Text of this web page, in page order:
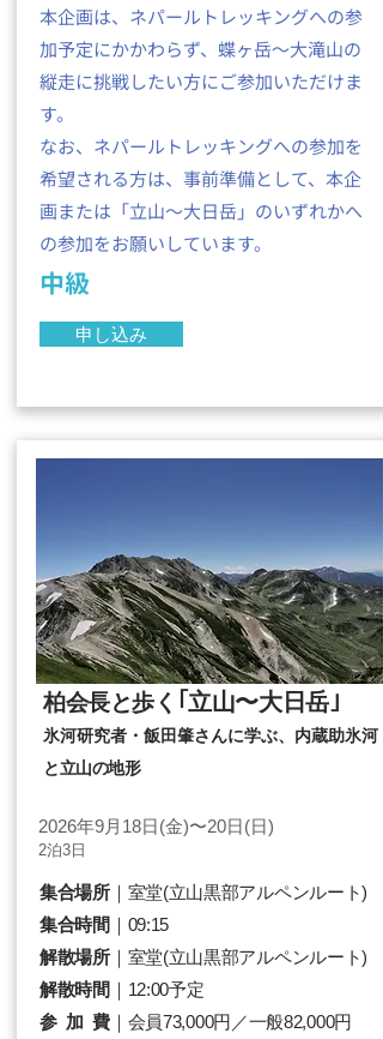
本企画は、ネパールトレッキングへの参
加予定にかかわらず、蝶ヶ岳〜大滝山の
縦走に挑戦したい方にご参加いただけま
す。
なお、ネパールトレッキングへの参加を
希望される方は、事前準備として、本企
画または「立山〜大日岳」のいずれかへ
の参加をお願いしています。
中級
申し込み
柏会長と歩く ｢立山〜大日岳｣
氷河研究者・飯田肇さんに学ぶ、内蔵助氷河
と立山の地形
2026年9月18日(金)〜20日(日)
2泊3日
集合場所｜室堂(立山黒部アルペンルート)
集合時間 ｜09:15
解散場所｜室堂(立山黒部アルペンルート)
解散時間 ｜12:00予定
参 加 費｜会員73,000円／一般82,000円​